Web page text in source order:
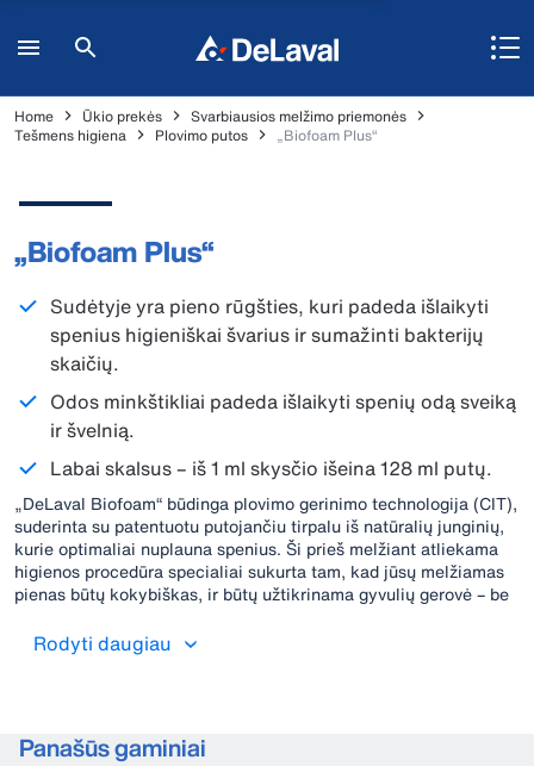
Home Ūkio prekės
Svarbiausios melžimo priemonės
Tešmens higiena
Plovimo putos „Biofoam Plus“
„Biofoam Plus“
Sudėtyje yra pieno rūgšties, kuri padeda išlaikyti
spenius higieniškai švarius ir sumažinti bakterijų
skaičių.
Odos minkštikliai padeda išlaikyti spenių odą sveiką
ir švelnią.
Labai skalsus – iš 1 ml skysčio išeina 128 ml putų.
„DeLaval Biofoam“ būdinga plovimo gerinimo technologija (CIT),
suderinta su patentuotu putojančiu tirpalu iš natūralių junginių,
kurie optimaliai nuplauna spenius. Ši prieš melžiant atliekama
higienos procedūra specialiai sukurta tam, kad jūsų melžiamas
pienas būtų kokybiškas, ir būtų užtikrinama gyvulių gerovė – be
yra minkšti, sveiki ir higieniški.
Rodyti daugiau
Panašūs gaminiai